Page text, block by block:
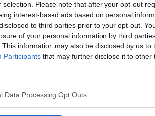
selection. Please note that after your opt-out
interest-based ads based on personal
to third parties prior to your opt-out.
of your personal information by third
This information may also be disclosed by us to
Participants that may further disclose it to other
Data Processing Opt Outs